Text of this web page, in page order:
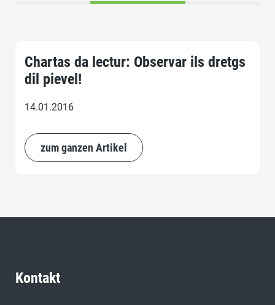
Chartas da lectur: Observar ils dretgs
dil pievel!
14.01.2016
zum ganzen Artikel
Kontakt